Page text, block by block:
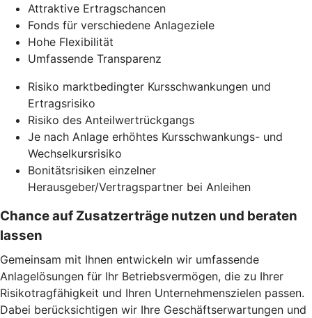
Attraktive Ertragschancen
Fonds für verschiedene Anlageziele
Hohe Flexibilität
Umfassende Transparenz
Risiko marktbedingter Kursschwankungen und
Ertragsrisiko
Risiko des Anteilwertrückgangs
Je nach Anlage erhöhtes Kursschwankungs- und
Wechselkursrisiko
Bonitätsrisiken einzelner
Herausgeber/Vertragspartner bei Anleihen
Chance auf Zusatzerträge nutzen und beraten
lassen
Gemeinsam mit Ihnen entwickeln wir umfassende
Anlagelösungen für Ihr Betriebsvermögen, die zu Ihrer
Risikotragfähigkeit und Ihren Unternehmenszielen passen.
Dabei berücksichtigen wir Ihre Geschäftserwartungen und